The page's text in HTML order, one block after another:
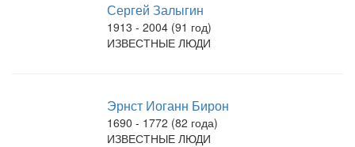
Сергей Залыгин
1913 - 2004 (91 год)
ИЗВЕСТНЫЕ ЛЮДИ
Эрнст Иоганн Бирон
1690 - 1772 (82 года)
ИЗВЕСТНЫЕ ЛЮДИ